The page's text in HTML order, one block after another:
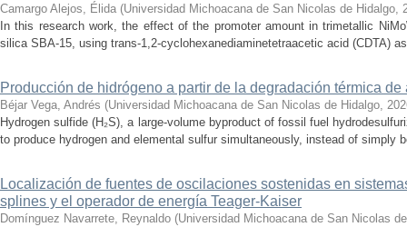
Camargo Alejos, Élida (Universidad Michoacana de San Nicolas de Hidalgo,
In this research work, the effect of the promoter amount in trimetallic
silica SBA-15, using trans-1,2-cyclohexanediaminetetraacetic acid (CDTA)
Producción de hidrógeno a partir de la degradación térmica
Béjar Vega, Andrés (Universidad Michoacana de San Nicolas de Hidalgo,
Hydrogen sulfide (H₂S), a large-volume byproduct of fossil fuel
to produce hydrogen and elemental sulfur simultaneously, instead of simply
Localización de fuentes de oscilaciones sostenidas en
splines y el operador de energía Teager-Kaiser
Domínguez Navarrete, Reynaldo (Universidad Michoacana de San Nicolas